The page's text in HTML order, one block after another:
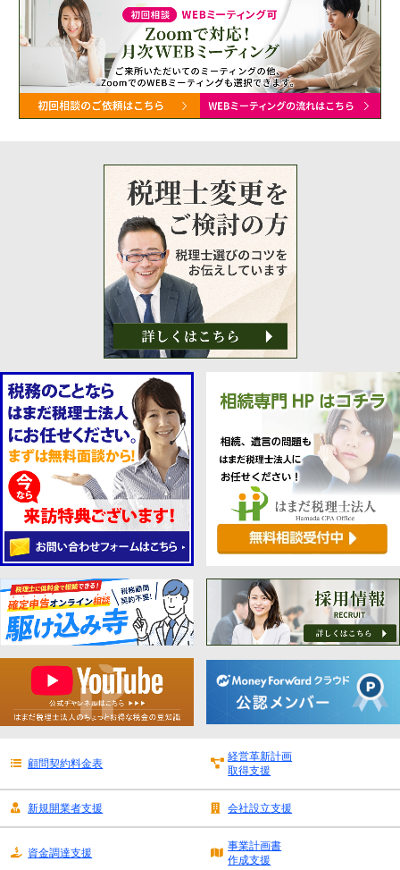
顧問契約料金表
経営革新計画
取得支援
新規開業者支援 会社設立支援
資金調達支援
事業計画書
作成支援